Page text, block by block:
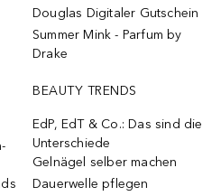
Douglas Digitaler Gutschein
Summer Mink - Parfum by
Drake
BEAUTY TRENDS
EdP, EdT & Co.: Das sind die
Unterschiede
Gelnägel selber machen
Dauerwelle pflegen